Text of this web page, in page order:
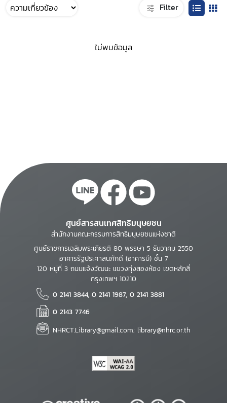
Filter
ไม่พบข้อมูล
ศูนย์สารสนเทศสิทธิมนุษยชน
สำนักงานคณะกรรมการสิทธิมนุษยชนแห่งชาติ
ศูนย์ราชการเฉลิมพระเกียรติ 80 พรรษา 5 ธันวาคม 2550
อาคารรัฐประศาสนภักดี (อาคารบี) ชั้น 7
120 หมู่ที่ 3 ถนนแจ้งวัฒนะ แขวงทุ่งสองห้อง เขตหลักสี่
กรุงเทพฯ 10210
0 2141 3844, 0 2141 1987, 0 2141 3881
0 2143 7746
NHRCT.Library@gmail.com; library@nhrc.or.th